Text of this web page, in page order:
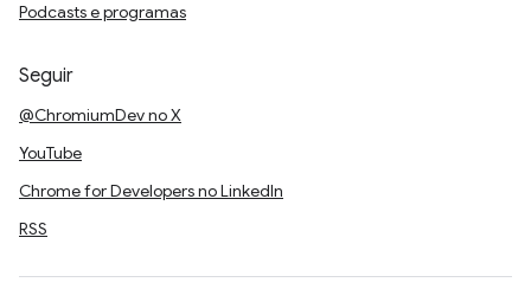
Podcasts e programas
Seguir
@ChromiumDev no X
YouTube
Chrome for Developers no LinkedIn
RSS